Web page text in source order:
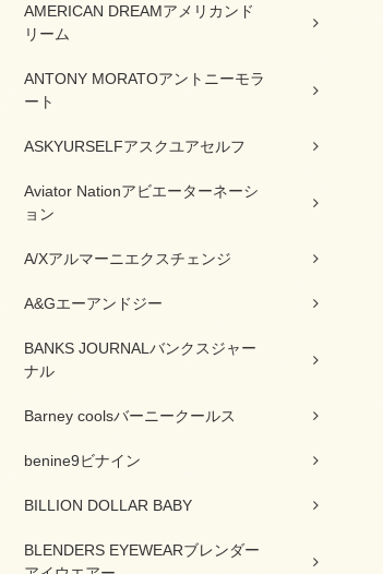
AMERICAN DREAMアメリカンド
リーム
ANTONY MORATOアントニーモラ
ート
ASKYURSELFアスクユアセルフ
Aviator Nationアビエーターネーシ
ョン
A/Xアルマーニエクスチェンジ
A&Gエーアンドジー
BANKS JOURNALバンクスジャー
ナル
Barney coolsバーニークールス
benine9ビナイン
BILLION DOLLAR BABY
BLENDERS EYEWEARブレンダー